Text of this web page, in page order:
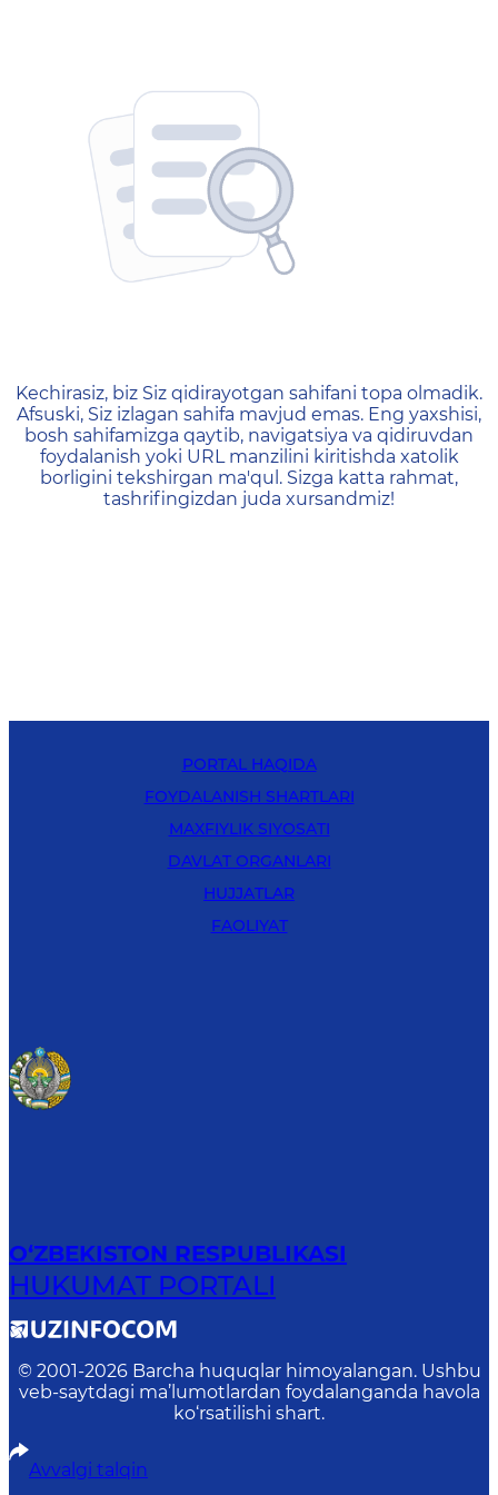
404 — Страница не
Kechirasiz, biz Siz qidirayotgan sahifani topa olmadik.
Afsuski, Siz izlagan sahifa mavjud emas. Eng yaxshisi,
bosh sahifamizga qaytib, navigatsiya va qidiruvdan
foydalanish yoki URL manzilini kiritishda xatolik
borligini tekshirgan ma'qul. Sizga katta rahmat,
tashrifingizdan juda xursandmiz!
PORTAL HAQIDA
FOYDALANISH SHARTLARI
MAXFIYLIK SIYOSATI
DAVLAT ORGANLARI
HUJJATLAR
FAOLIYAT
O‘ZBEKISTON RESPUBLIKASI
HUKUMAT PORTALI
© 2001-2026 Barcha huquqlar himoyalangan. Ushbu
veb-saytdagi ma’lumotlardan foydalanganda havola
ko‘rsatilishi shart.
Avvalgi talqin